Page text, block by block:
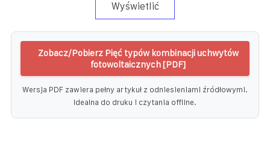
Wyświetlić
Zobacz/Pobierz Pięć typów kombinacji uchwytów
fotowoltaicznych [PDF]
Wersja PDF zawiera pełny artykuł z odniesieniami źródłowymi.
Idealna do druku i czytania offline.